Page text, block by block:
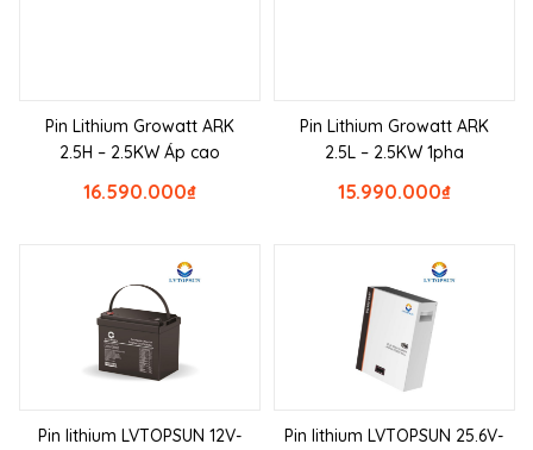
Pin Lithium Growatt ARK
2.5H – 2.5KW Áp cao
₫
16.590.000
Pin Lithium Growatt ARK
2.5L – 2.5KW 1pha
₫
15.990.000
Pin lithium LVTOPSUN 12V-
Pin lithium LVTOPSUN 25.6V-